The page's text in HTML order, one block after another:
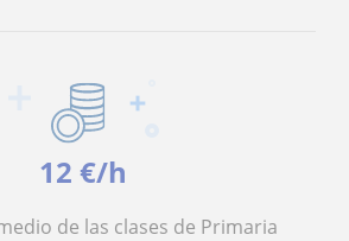
12 €/h
de las clases de Primaria